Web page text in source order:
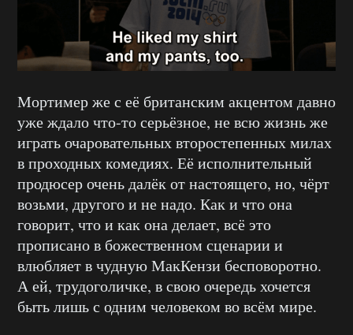
Мортимер же с её британским акцентом давно
уже ждало что-то серьёзное, не всю жизнь же
играть очаровательных второстепенных милах
в проходных комедиях. Её исполнительный
продюсер очень далёк от настоящего, но, чёрт
возьми, другого и не надо. Как и что она
говорит, что и как она делает, всё это
прописано в божественном сценарии и
влюбляет в чудную МакКензи бесповоротно.
А ей, трудоголичке, в свою очередь хочется
быть лишь с одним человеком во всём мире.